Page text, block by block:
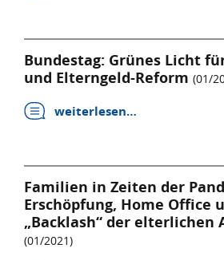
Bundestag: Grünes Licht
und Elterngeld-Reform (01/
weiterlesen…
Familien in Zeiten der
Erschöpfung, Home Office
„Backlash“ der elterlichen
(01/2021)